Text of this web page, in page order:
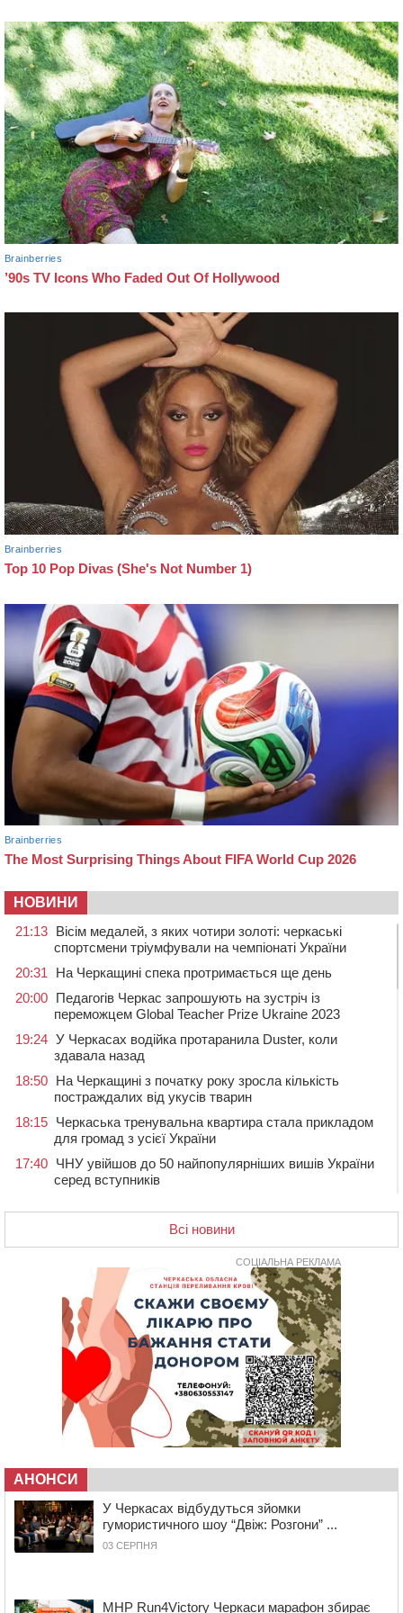
НОВИНИ
21:13 Вісім медалей, з яких чотири золоті: черкаські
спортсмени тріумфували на чемпіонаті України
20:31
На Черкащині спека протримається ще день
20:00 Педагогів Черкас запрошують на зустріч із
переможцем Global Teacher Prize Ukraine 2023
19:24 У Черкасах водійка протаранила Duster, коли
здавала назад
18:50 На Черкащині з початку року зросла кількість
постраждалих від укусів тварин
18:15 Черкаська тренувальна квартира стала прикладом
для громад з усієї України
17:40 ЧНУ увійшов до 50 найпопулярніших вишів України
серед вступників
контейнерний майданчик
16:32
Без розтину грудної клітки: у Черкасах 75-річній
пацієнтці замінили аортальний клапан
У Черкаському онкоцентрі встановили сонячну
електростанцію за понад пів мільйона гривень
У Київській області прощаються з полеглим на
фронті жителем Монастирищини
У Черкасах містяни через нову скляну зупинку і
вирізані дерева потерпають від спеки: Бондаренко
обіцяє масштабне озеленення
Провокував конфлікт і зачинився в автівці: у ТЦК
чоловіка у Тальному
13:55
У Тальному працівники ТЦК вибили вікно і
витягли з автівки чоловіка (ВІДЕО)
13:27 На Звенигородщині чоловік до смерті побив 82-
12:57
У Черкасах СБУ викрила прокремлівську
Всі новини
СОЦІАЛЬНА РЕКЛАМА
АНОНСИ
У Черкасах відбудуться зйомки
гумористичного шоу “Двіж: Розгони” ...
03 СЕРПНЯ
MHP Run4Victory Черкаси марафон збирає